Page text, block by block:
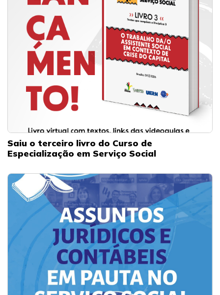
Saiu o terceiro livro do Curso de
Especialização em Serviço Social